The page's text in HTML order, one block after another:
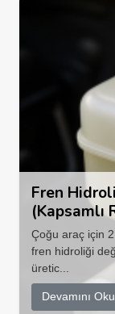
Fren
(Kapsamlı
Çoğu araç için
fren hidroliği
üretic...
Devamını Oku